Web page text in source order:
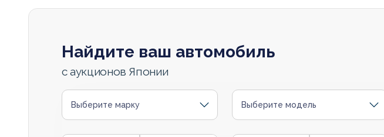
Найдите ваш автомобиль
с аукционов Японии
Выберите марку Выберите модель